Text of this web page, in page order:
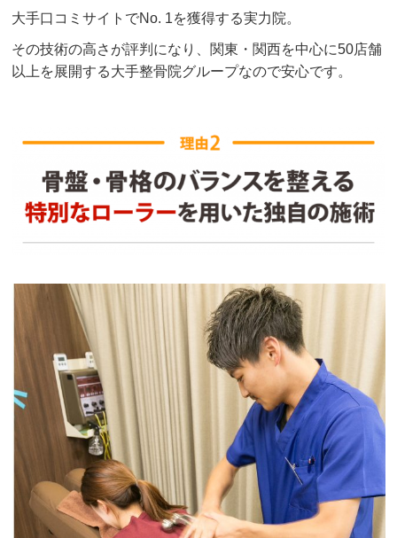
大手口コミサイトでNo. 1を獲得する実力院。
その技術の高さが評判になり、関東・関西を中心に50店舗
以上を展開する大手整骨院グループなので安心です。